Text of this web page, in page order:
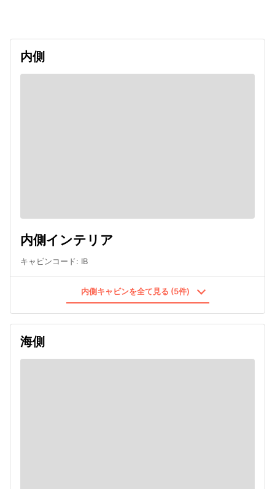
内側
内側インテリア
キャビンコード: IB
内側キャビンを全て見る (5件)
海側